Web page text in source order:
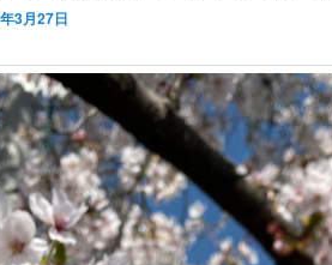
3月27日